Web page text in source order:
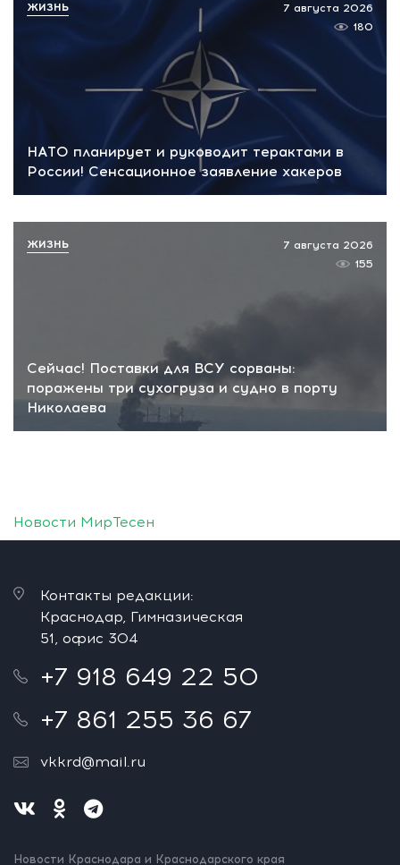
НАТО планирует и руководит терактами в
России! Сенсационное заявление хакеров
7 августа 2026
180
ЖИЗНЬ
Сейчас! Поставки для ВСУ сорваны:
поражены три сухогруза и судно в порту
Николаева
7 августа 2026
155
ЖИЗНЬ
Новости МирТесен
Контакты редакции:
Краснодар, Гимназическая
51, офис 304
+7 918 649 22 50
+7 861 255 36 67
vkkrd@mail.ru
Новости Краснодара и Краснодарского края